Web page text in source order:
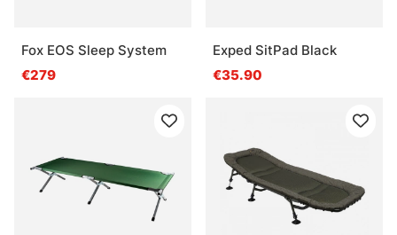
Fox EOS Sleep System
€279
Exped SitPad Black
€35.90